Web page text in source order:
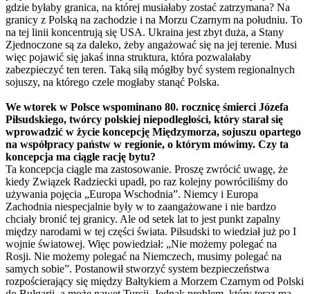
gdzie byłaby granica, na której musiałaby zostać zatrzymana? Na
granicy z Polską na zachodzie i na Morzu Czarnym na południu. To
na tej linii koncentrują się USA. Ukraina jest zbyt duża, a Stany
Zjednoczone są za daleko, żeby angażować się na jej terenie. Musi
więc pojawić się jakaś inna struktura, która pozwalałaby
zabezpieczyć ten teren. Taką siłą mógłby być system regionalnych
sojuszy, na którego czele mogłaby stanąć Polska.
We wtorek w Polsce wspominano 80. rocznicę śmierci Józefa
Piłsudskiego, twórcy polskiej niepodległości, który starał się
wprowadzić w życie koncepcję Międzymorza, sojuszu opartego
na współpracy państw w regionie, o którym mówimy. Czy ta
koncepcja ma ciągle rację bytu?
Ta koncepcja ciągle ma zastosowanie. Proszę zwrócić uwagę, że
kiedy Związek Radziecki upadł, po raz kolejny powróciliśmy do
używania pojęcia „Europa Wschodnia”. Niemcy i Europa
Zachodnia niespecjalnie były w to zaangażowane i nie bardzo
chciały bronić tej granicy. Ale od setek lat to jest punkt zapalny
między narodami w tej części świata. Piłsudski to wiedział już po I
wojnie światowej. Więc powiedział: „Nie możemy polegać na
Rosji. Nie możemy polegać na Niemczech, musimy polegać na
samych sobie”. Postanowił stworzyć system bezpieczeństwa
rozpościerający się między Bałtykiem a Morzem Czarnym od Polski